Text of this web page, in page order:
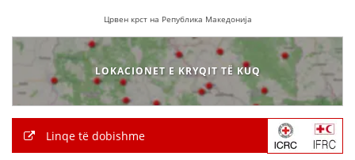
Црвен крст на Република Македонија
LOKACIONET E KRYQIT TË KUQ
Linqe të dobishme